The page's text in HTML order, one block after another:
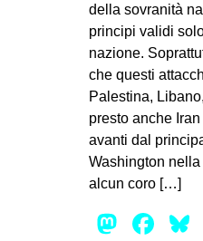
della sovranità
principi validi
nazione.
che questi
Palestina,
presto anche
avanti dal
Washington nella
alcun coro […]